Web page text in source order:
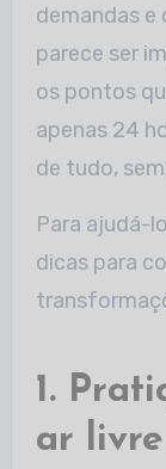
demandas e
parece ser
os pontos
apenas 24
de tudo,
Para ajudá-
dicas para
1.
ar livre